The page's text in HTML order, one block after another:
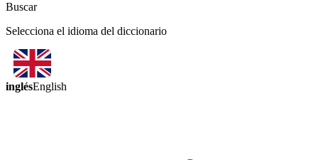
Buscar
Selecciona el idioma del diccionario
inglésEnglish